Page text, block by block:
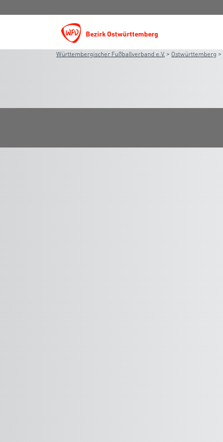
Bezirk Ostwürttemberg
Württembergischer Fußballverband e.V. > Ostwürttemberg >